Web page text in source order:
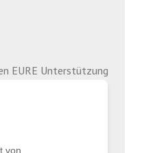
EURE Unterstützung